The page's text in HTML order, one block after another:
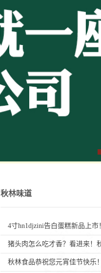
秋林集团，中国主板上市公司（
入63亿元，实现净利润2.05亿元。
售。地处哈尔滨市城市最高点的秋林
组织架构 秋林商标墙
司第九届董事会第十三
本公司董事会及全体董事保证
完整性承担个别及连带责任。……
秋林味道
4寸hn1djzini告白蛋糕新品上市
猪头肉怎么吃才香？看进来！
秋林食品恭祝您元宵佳节快乐